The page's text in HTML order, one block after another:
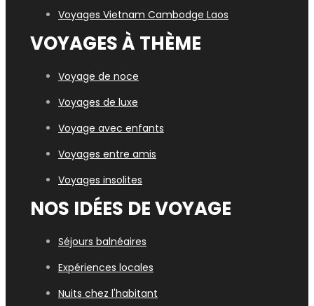
Voyages Vietnam Cambodge Laos
VOYAGES À THÈME
Voyage de noce
Voyages de luxe
Voyage avec enfants
Voyages entre amis
Voyages insolites
NOS IDÉES DE VOYAGE
Séjours balnéaires
Expériences locales
Nuits chez l'habitant